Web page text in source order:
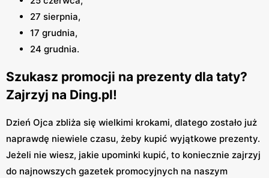
27 sierpnia,
17 grudnia,
24 grudnia.
Szukasz promocji na prezenty dla taty?
Zajrzyj na Ding.pl!
Dzień Ojca zbliża się wielkimi krokami, dlatego zostało już
naprawdę niewiele czasu, żeby kupić wyjątkowe prezenty.
Jeżeli nie wiesz, jakie upominki kupić, to koniecznie zajrzyj
do najnowszych gazetek promocyjnych na naszym